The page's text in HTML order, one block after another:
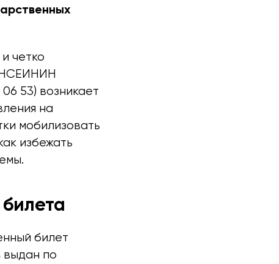
четко
53) возникает
на
мобилизовать
избежать
билет
выдан по